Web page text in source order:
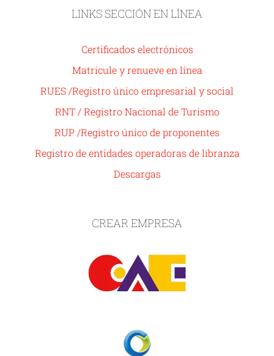
LINKS SECCIÓN EN LÍNEA
Certificados electrónicos
Matricule y renueve en línea
RUES /Registro único empresarial y social
RNT / Registro Nacional de Turismo
RUP /Registro único de proponentes
Registro de entidades operadoras de libranza
Descargas
CREAR EMPRESA